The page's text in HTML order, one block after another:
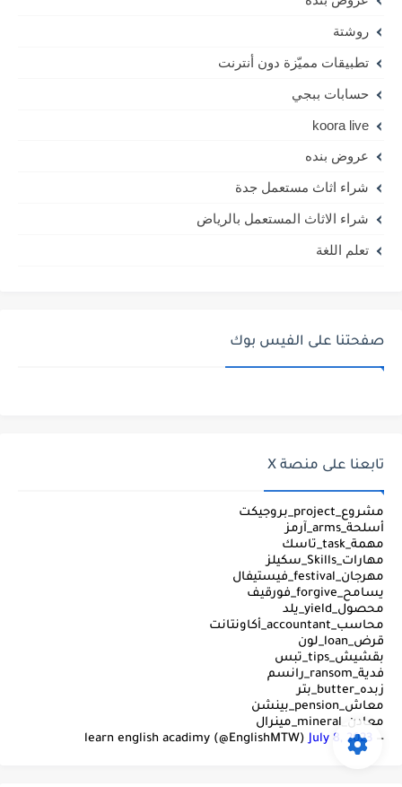
روشتة
تطبيقات مميّزة دون أنترنت
حسابات ببجي
koora live
عروض بنده
شراء اثاث مستعمل جدة
شراء الاثاث المستعمل بالرياض
تعلم اللغة
صفحتنا على الفيس بوك
تابعنا على منصة X
مشروع_project_بروجيكت
أسلحة_arms_آرمز
مهمة_task_تاسك
مهارات_Skills_سكيلز
مهرجان_festival_فيستيفال
يسامح_forgive_فورقيف
محصول_yield_يلد
محاسب_accountant_أكاونتانت
قرض_loan_لون
بقشيش_tips_تبس
فدية_ransom_رانسم
زبده_butter_بتر
معاش_pension_بينشن
معادن_mineral_مينرال
— learn english acadimy (@EnglishMTW)
July 8, 2023